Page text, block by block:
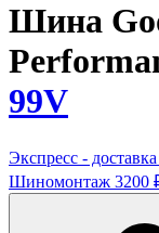
Шина
99V
Экспресс -
Шиномонтаж 3200